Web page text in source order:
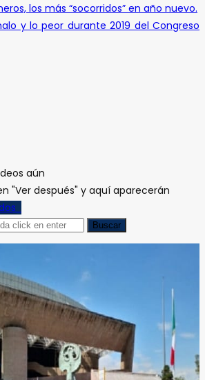
los más “socorridos” en año nuevo.
y lo peor durante 2019 del Congreso
aún
"Ver después" y aquí aparecerán